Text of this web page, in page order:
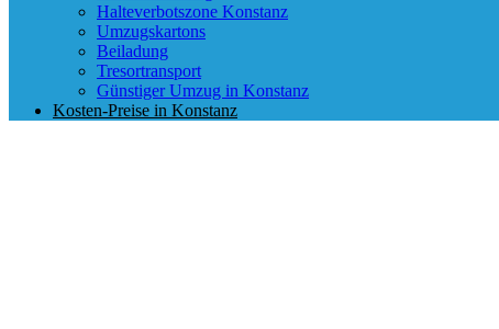
Halteverbotszone Konstanz
Umzugskartons
Beiladung
Tresortransport
Günstiger Umzug in Konstanz
Kosten-Preise in Konstanz